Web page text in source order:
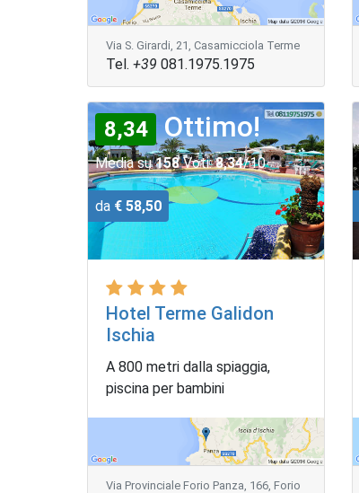
Via S. Girardi, 21, Casamicciola Terme
Tel. +39 081.1975.1975
8,34 Ottimo!
Media su158Voti: 8,34/10
da € 58,50
Hotel Terme Galidon
Ischia
A 800 metri dalla spiaggia,
piscina per bambini
Via Provinciale Forio Panza, 166, Forio